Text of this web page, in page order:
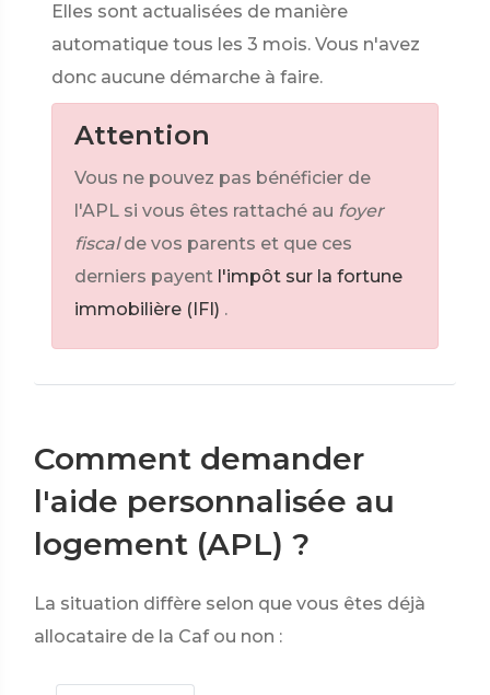
Elles sont actualisées de manière
automatique tous les 3 mois. Vous n'avez
donc aucune démarche à faire.
Attention
Vous ne pouvez pas bénéficier de
l'APL si vous êtes rattaché au foyer
fiscal de vos parents et que ces
derniers payent l'impôt sur la fortune
immobilière (IFI) .
Comment demander
l'aide personnalisée au
logement (APL) ?
La situation diffère selon que vous êtes déjà
allocataire de la Caf ou non :